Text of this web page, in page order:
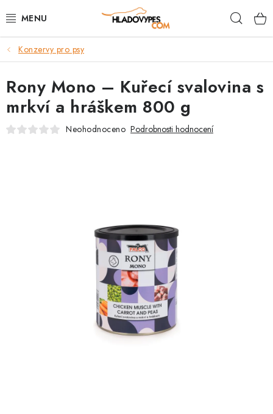
na
POTŘEBY PRO PSY
TAMI PŘEPRAVNÍ BOXY
SPORT SE PSEM
Konzervy pro psy
Rony Mono – Kuřecí svalovina s
mrkví a hráškem 800 g
Neohodnoceno Podrobnosti hodnocení